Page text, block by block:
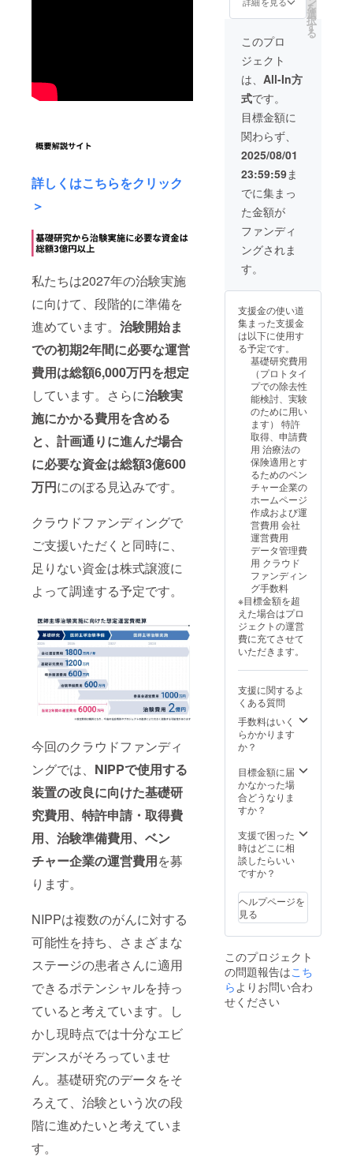
詳しくはこちらをクリック
＞
私たちは2027年の治験実施
に向けて、段階的に準備を
進めています。 治験開始ま
での初期2年間に必要な運営
費用は総額6,000万円を想定
しています。さらに治験実
施にかかる費用を含める
と、計画通りに進んだ場合
に必要な資金は総額3億600
万円にのぼる見込みです。
クラウドファンディングで
ご支援いただくと同時に、
足りない資金は株式譲渡に
よって調達する予定です。
今回のクラウドファンディ
ングでは、 NIPPで使用する
装置の改良に向けた基礎研
究費用、特許申請・取得費
用、治験準備費用、ベン
チャー企業の運営費用を募
ります。
NIPPは複数のがんに対する
可能性を持ち、さまざまな
ステージの患者さんに適用
できるポテンシャルを持っ
ていると考えています。し
かし現時点では十分なエビ
デンスがそろっていませ
ん。基礎研究のデータをそ
ろえて、治験という次の段
階に進めたいと考えていま
す。
滞在費（対面報
告会の場合）：
支援者様の交通
費や滞在費は各
自でご負担くだ
さい。 ・支援
者様との連絡方
法：詳細はメー
ルでご連絡いた
します。
の登録をさせて
いただきます。
●定期報告書（年
2回発行/PDF）
をお送りいたし
ます。 ・ 初回
は2025年12月、
2回目は2026年
６月予定です。
●zoom報告会or
対面報告会に参
加できます。
・日時：2025
年12月頃 ・場
所：東京都内
・支援者様の
交通費や滞在費
（対面報告会の
場合）：支援者
様の交通費や滞
在費は各自でご
負担ください。
細はメールでご
連絡いたしま
す。
す。 ※ただし掲
職種/個人名があ
ります。 ※備考
欄へご希望をご
記入ください。
●お礼のメールを
お送りします。
●感謝状（郵送）
をお送りします
ページへの登録
をさせていただ
きます。 ●定期
報告書（年2回発
行/PDF）をお送
・初回は2025
年12月、2回目
は2026年６月予
定です。 ●zoom
報告会or対面報
告会に参加でき
ます。 ・日
時：2025年12月
頃 ・場所：東
京都内 ・支援
者様の交通費や
滞在費（対面報
告会の場合）：
支援者様の交通
費や滞在費は各
自でご負担くだ
さい。 ・支援
者様との連絡方
法：詳細はメー
ルでご連絡いた
します。
を
選
択
す
る
このプロ
ジェクト
は、 All-In方
式です。
目標金額に
関わらず、
2025/08/01
23:59:59ま
でに集まっ
た金額が
ファンディ
ングされま
す。
支援金の使い道
集まった支援金
は以下に使用す
る予定です。
基礎研究費用
（プロトタイ
プでの除去性
能検討、実験
のために用い
ます） 特許
取得、申請費
用 治療法の
保険適用とす
るためのベン
チャー企業の
ホームページ
作成および運
営費用 会社
運営費用
データ管理費
用 クラウド
ファンディン
グ手数料
※目標金額を超
えた場合はプロ
ジェクトの運営
費に充てさせて
いただきます。
支援に関するよ
くある質問
手数料はいく
らかかります
か？
目標金額に届
かなかった場
合どうなりま
すか？
支援で困った
時はどこに相
談したらいい
ですか？
ヘルプページを
見る
このプロジェクト
の問題報告はこち
らよりお問い合わ
せください